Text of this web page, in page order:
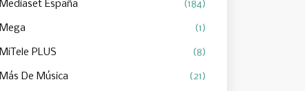
Mediaset España (184)
Mega (1)
MiTele PLUS (8)
Más De Música (21)